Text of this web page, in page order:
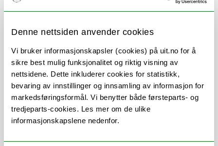
Denne nettsiden anvender cookies
Vi bruker informasjonskapsler (cookies) på uit.no for å
sikre best mulig funksjonalitet og riktig visning av
nettsidene. Dette inkluderer cookies for statistikk,
bevaring av innstillinger og innsamling av informasjon for
markedsføringsformål. Vi benytter både førsteparts- og
tredjeparts-cookies. Les mer om de ulike
informasjonskapslene nedenfor.
Forskning og undervisning
CV
Publikasjoner
Her finner du meg
Stillingsbeskrivelse